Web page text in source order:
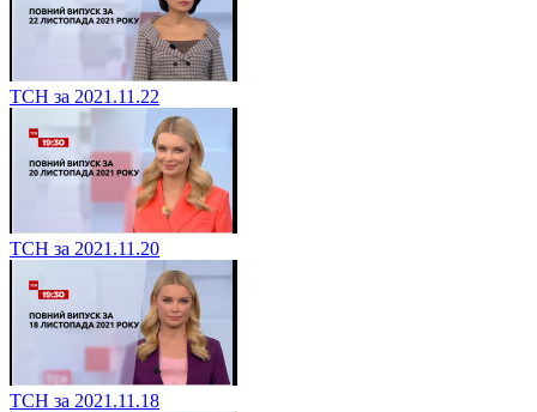
ТСН за 2021.11.22
ТСН за 2021.11.20
ТСН за 2021.11.18